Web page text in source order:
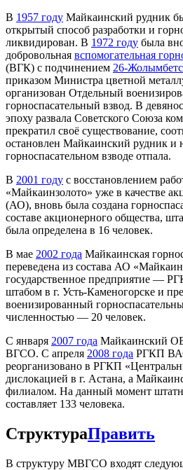
В 1957 году Майкаинский рудник
открытый способ разработки и
ликвидирован. В 1972 году была
добровольная вспомогательная
(ВГК) с подчинением 26-
приказом Министра цветной
организован Отдельный
горноспасательный взвод. В
эпоху развала Советского Союза
прекратил своё существование,
остановлен Майкаинский рудник и
горноспасательном взводе отпала.
В 2001 году с восстановлением
«Майкаинзолото» уже в качестве
(АО), вновь была создана
составе акционерного общества,
была определена в 16 человек.
В мае 2002 года Майкаинская
переведена из состава АО
государственное предприятие —
штабом в г. Усть-Каменогорске и
военизированный
численностью — 20 человек.
С января 2007 года Майкаинский
ВГСО. С апреля 2008 года РГКП
реорганизовано в РГКП
дислокацией в г. Астана, а
филиалом. На данный момент
составляет 133 человека.
СтруктураПравить
В структуру МВГСО входят